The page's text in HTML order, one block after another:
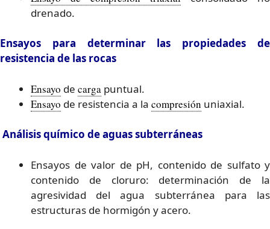
drenado.
Ensayos para determinar las propiedades de
resistencia de las rocas
Ensayo de carga puntual.
Ensayo de resistencia a la compresión uniaxial.
Análisis químico de aguas subterráneas
Ensayos de valor de pH, contenido de sulfato y
contenido de cloruro: determinación de la
agresividad del agua subterránea para las
estructuras de hormigón y acero.